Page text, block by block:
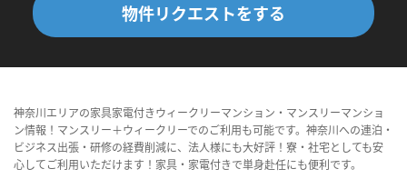
物件リクエストをする
神奈川エリアの家具家電付きウィークリーマンション・マンスリーマンショ
ン情報！マンスリー＋ウィークリーでのご利用も可能です。神奈川への連泊・
ビジネス出張・研修の経費削減に、法人様にも大好評！寮・社宅としても安
心してご利用いただけます！家具・家電付きで単身赴任にも便利です。